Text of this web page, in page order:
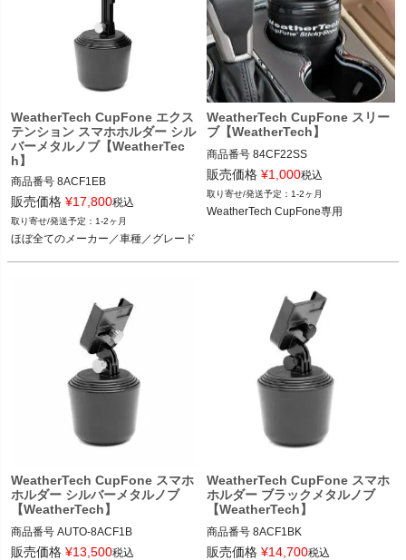
WeatherTech CupFone エクス
テンション スマホホルダー シル
バーメタルノブ【WeatherTec
h】
商品番号 8ACF1EB
8ACF1EB
ほぼ全てのメーカー／車種／グレード
販売価格 ¥17,800税込
1-2ヶ月
ほぼ全てのメーカー／車種／グレード
WeatherTech CupFone スリー
ブ【WeatherTech】
商品番号 84CF22SS
84CF22SS
WeatherTech CupFone専用
販売価格 ¥1,000税込
1-2ヶ月
WeatherTech CupFone専用
WeatherTech CupFone スマホ
ホルダー シルバーメタルノブ
【WeatherTech】
商品番号 AUTO-8ACF1B
8ACF1B
販売価格 ¥13,500税込
WeatherTech CupFone スマホ
ホルダー ブラックメタルノブ
【WeatherTech】
商品番号 8ACF1BK
8ACF1BK
販売価格 ¥14,700税込